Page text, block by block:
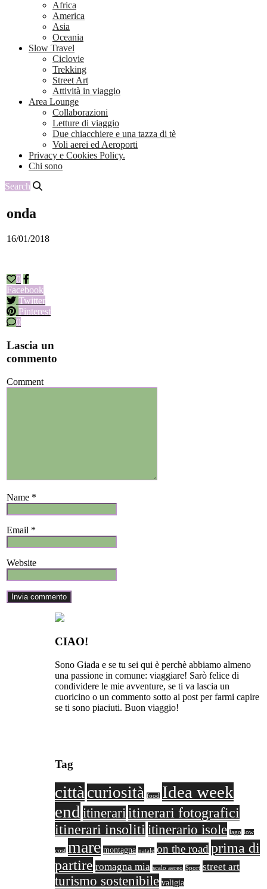
Africa
America
Asia
Oceania
Slow Travel
Ciclovie
Trekking
Street Art
Attività in viaggio
Area Lounge
Collaborazioni
Letture di viaggio
Due chiacchiere e una tazza di tè
Voli aerei ed Aeroporti
Privacy e Cookies Policy.
Chi sono
Search
onda
16/01/2018
0
Facebook
Twitter
Pinterest
0
Lascia un
commento
Comment
Name *
Email *
Website
CIAO!
Sono Giada e se tu sei qui è perchè abbiamo almeno
una passione in comune: viaggiare! Sarò felice di
condividere le mie avventure, se ti va lascia un
cuoricino o un commento sotto ai post per farmi capire
se ti sono piaciuti. Buon viaggio!
Tag
città curiosità food
Idea week
end itinerari itinerari fotografici
itinerari insoliti itinerario isole lago low
cost mare montagna natale on the road prima di
partire romagna mia scalo aereo Sport street art
turismo sostenibile valigia